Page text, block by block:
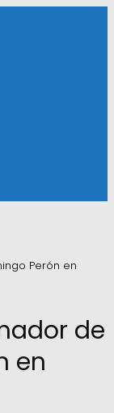
Perón en
de
en